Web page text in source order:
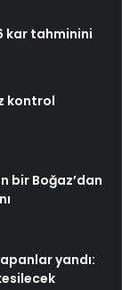
kar tahminini
kontrol
bir Boğaz’dan
yandı: